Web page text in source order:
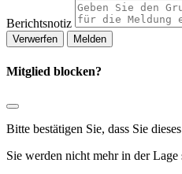
Berichtsnotiz
Melden
Mitglied blocken?
Bitte bestätigen Sie, dass Sie
Sie werden nicht mehr in der Lage